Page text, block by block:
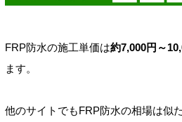
FRP防水の施工単価は約7,000円～
ます。
他のサイトでもFRP防水の相場は似